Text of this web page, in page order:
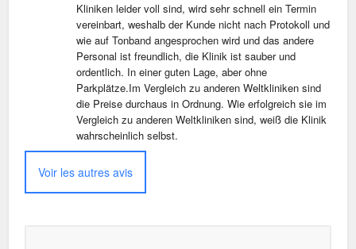
Kliniken leider voll sind, wird sehr schnell ein Termin
vereinbart, weshalb der Kunde nicht nach Protokoll und
wie auf Tonband angesprochen wird und das andere
Personal ist freundlich, die Klinik ist sauber und
ordentlich. In einer guten Lage, aber ohne
Parkplätze.Im Vergleich zu anderen Weltkliniken sind
die Preise durchaus in Ordnung. Wie erfolgreich sie im
Vergleich zu anderen Weltkliniken sind, weiß die Klinik
wahrscheinlich selbst.
Voir les autres avis